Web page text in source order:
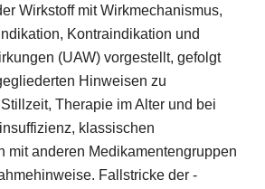
Wirkstoff mit Wirkmechanismus,
Kontraindikation und
(UAW) vorgestellt, gefolgt
Hinweisen zu
Therapie im Alter und bei
klassischen
mit anderen Medikamentengruppen
Fallstricke der